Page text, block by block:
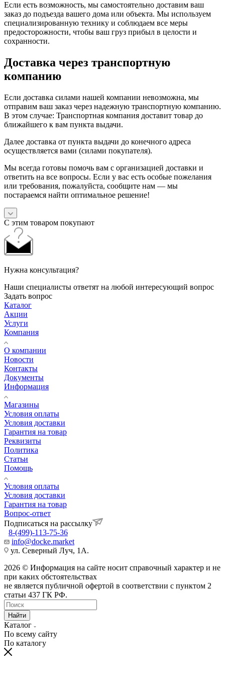
Если есть возможность, мы самостоятельно доставим ваш
заказ до подъезда вашего дома или объекта. Мы используем
специализированную технику и соблюдаем все меры
предосторожности, чтобы ваш груз прибыл в целости и
сохранности.
Доставка через транспортную
компанию
Если доставка силами нашей компании невозможна, мы
отправим ваш заказ через надежную транспортную компанию.
В этом случае: Транспортная компания доставит товар до
ближайшего к вам пункта выдачи.
Далее доставка от пункта выдачи до конечного адреса
осуществляется вами (силами покупателя).
Мы всегда готовы помочь вам с организацией доставки и
ответить на все вопросы. Если у вас есть особые пожелания
или требования, пожалуйста, сообщите нам — мы
постараемся найти оптимальное решение!
С этим товаром покупают
Нужна консультация?
Наши специалисты ответят на любой интересующий вопрос
Задать вопрос
Каталог
Акции
Услуги
Компания
О компании
Новости
Контакты
Документы
Информация
Магазины
Условия оплаты
Условия доставки
Гарантия на товар
Реквизиты
Политика
Статьи
Помощь
Условия оплаты
Условия доставки
Гарантия на товар
Вопрос-ответ
Подписаться на рассылку
8-(499)-113-75-36
info@docke.market
ул. Северный Луч, 1А.
2026 © Информация на сайте носит справочный характер и не
при каких обстоятельствах
не является публичной офертой в соответствии с пунктом 2
статьи 437 ГК РФ.
Найти
Каталог
По всему сайту
По каталогу